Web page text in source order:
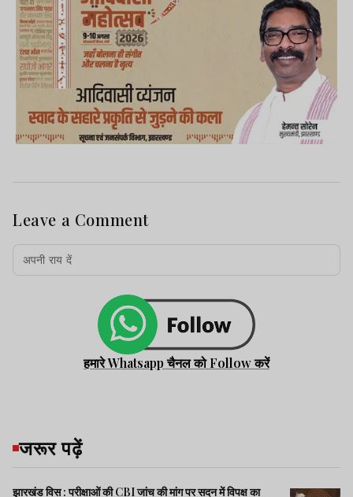
Leave a Comment
हमारे Whatsapp चैनल को Follow करें
जरूर पढ़ें
झारखंड विस : परीक्षाओं की CBI जांच की मांग पर सदन में विपक्ष का